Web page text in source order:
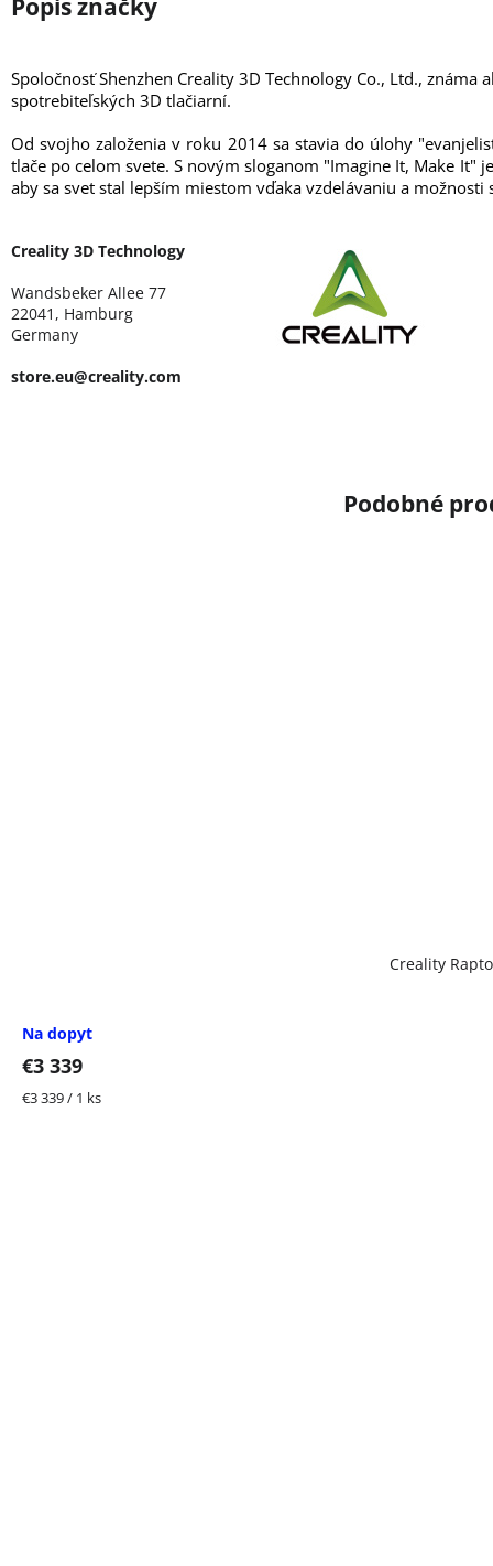
Creality
Na dopyt
€3 339
Jednotková
€3 339 / 1 ks
Spoločnosť Shenzhen Creality 3D Technology Co., Ltd.,
spotrebiteľských 3D tlačiarní.
Od svojho založenia v roku 2014 sa stavia do úlohy
tlače po celom svete. S novým sloganom "Imagine It, Make It"
aby sa svet stal lepším miestom vďaka vzdelávaniu a možnosti
Creality 3D Technology
Wandsbeker Allee 77
22041, Hamburg
Germany
store.eu@creality.com